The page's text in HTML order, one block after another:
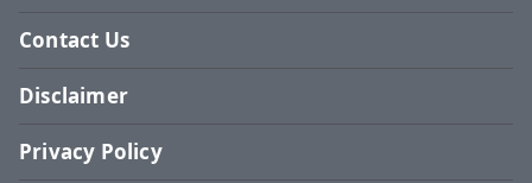
Contact Us
Disclaimer
Privacy Policy